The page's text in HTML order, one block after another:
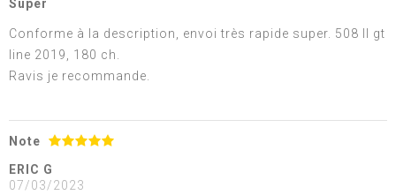
Super
Conforme à la description, envoi très rapide super. 508 II gt
line 2019, 180 ch.
Ravis je recommande.
Note
ERIC G
07/03/2023